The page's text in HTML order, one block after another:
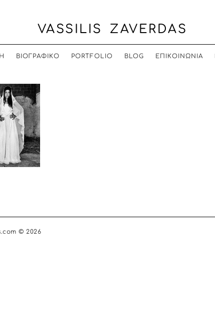
VASSILIS ZAVERDAS
ΒΙΟΓΡΑΦΙΚΟ PORTFOLIO BLOG ΕΠΙΚΟΙΝΩΝΙΑ
© 2026